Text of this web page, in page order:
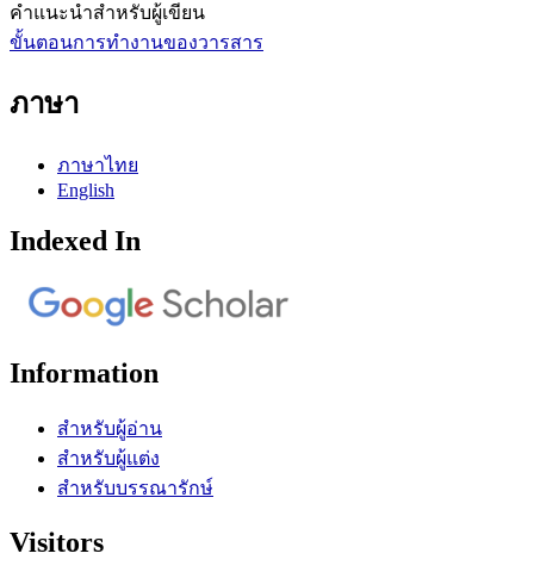
คำแนะนำสำหรับผู้เขียน
ขั้นตอนการทำงานของวารสาร
ภาษา
ภาษาไทย
English
Indexed In
Information
สำหรับผู้อ่าน
สำหรับผู้แต่ง
สำหรับบรรณารักษ์
Visitors